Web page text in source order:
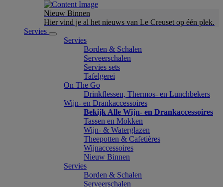
Nieuw Binnen
Hier vind je al het nieuws van Le Creuset op één plek.
Servies
Servies
Borden & Schalen
Serveerschalen
Servies sets
Tafelgerei
On The Go
Drinkflessen, Thermos- en Lunchbekers
Wijn- en Drankaccessoires
Bekijk Alle Wijn- en Drankaccessoires
Tassen en Mokken
Wijn- & Waterglazen
Theepotten & Cafetières
Wijnaccessoires
Nieuw Binnen
Servies
Borden & Schalen
Serveerschalen